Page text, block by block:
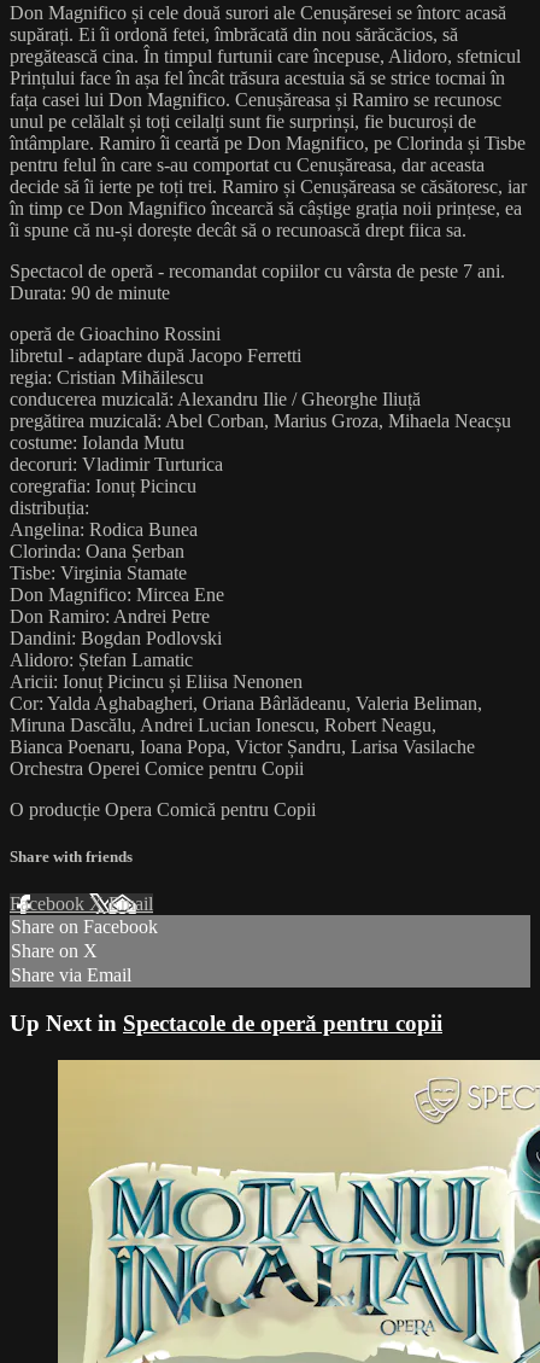
Don Magnifico și cele două surori ale Cenușăresei se întorc acasă
supărați. Ei îi ordonă fetei, îmbrăcată din nou sărăcăcios, să
pregătească cina. În timpul furtunii care începuse, Alidoro, sfetnicul
Prințului face în așa fel încât trăsura acestuia să se strice tocmai în
fața casei lui Don Magnifico. Cenușăreasa și Ramiro se recunosc
unul pe celălalt și toți ceilalți sunt fie surprinși, fie bucuroși de
întâmplare. Ramiro îi ceartă pe Don Magnifico, pe Clorinda și Tisbe
pentru felul în care s-au comportat cu Cenușăreasa, dar aceasta
decide să îi ierte pe toți trei. Ramiro și Cenușăreasa se căsătoresc, iar
în timp ce Don Magnifico încearcă să câștige grația noii prințese, ea
îi spune că nu-și dorește decât să o recunoască drept fiica sa.
Spectacol de operă - recomandat copiilor cu vârsta de peste 7 ani.
Durata: 90 de minute
operă de Gioachino Rossini
libretul - adaptare după Jacopo Ferretti
regia: Cristian Mihăilescu
conducerea muzicală: Alexandru Ilie / Gheorghe Iliuță
pregătirea muzicală: Abel Corban, Marius Groza, Mihaela Neacșu
costume: Iolanda Mutu
decoruri: Vladimir Turturica
coregrafia: Ionuț Picincu
distribuția:
Angelina: Rodica Bunea
Clorinda: Oana Șerban
Tisbe: Virginia Stamate
Don Magnifico: Mircea Ene
Don Ramiro: Andrei Petre
Dandini: Bogdan Podlovski
Alidoro: Ștefan Lamatic
Aricii: Ionuț Picincu și Eliisa Nenonen
Cor: Yalda Aghabagheri, Oriana Bârlădeanu, Valeria Beliman,
Miruna Dascălu, Andrei Lucian Ionescu, Robert Neagu,
Bianca Poenaru, Ioana Popa, Victor Șandru, Larisa Vasilache
Orchestra Operei Comice pentru Copii
O producție Opera Comică pentru Copii
Share with friends
Facebook XEmail
Share on Facebook
Share on X
Share via Email
Up Next in Spectacole de operǎ pentru copii